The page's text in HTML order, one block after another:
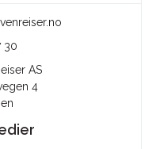
30
AS
4